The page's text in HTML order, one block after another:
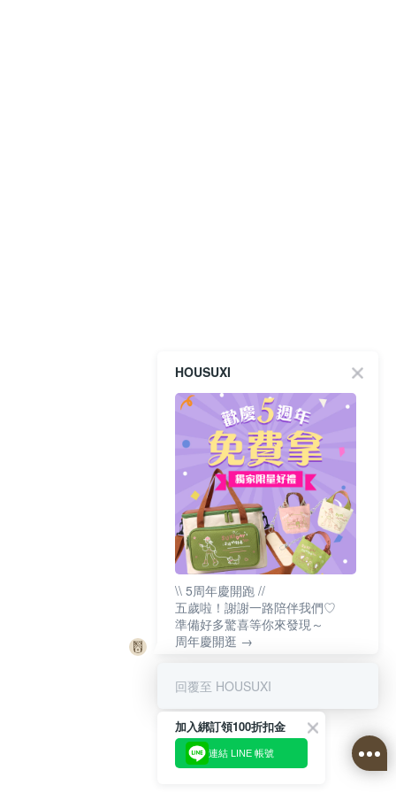
HOUSUXI
\\ 5周年慶開跑 //
五歲啦！謝謝一路陪伴我們♡
準備好多驚喜等你來發現～
周年慶開逛 →
回覆至 HOUSUXI
加入綁訂領100折扣金
連結 LINE 帳號